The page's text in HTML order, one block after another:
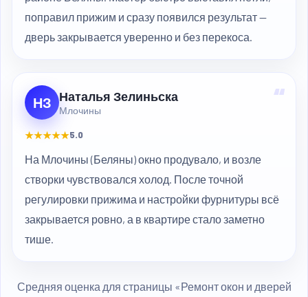
поправил прижим и сразу появился результат —
дверь закрывается уверенно и без перекоса.
“
НЗ Наталья Зелиньска
Млочины
★★★★★5.0
На Млочины (Беляны) окно продувало, и возле
створки чувствовался холод. После точной
регулировки прижима и настройки фурнитуры всё
закрывается ровно, а в квартире стало заметно
тише.
Средняя оценка для страницы «Ремонт окон и дверей